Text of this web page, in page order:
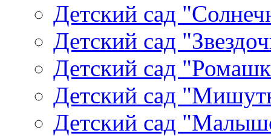
Детский сад
Детский сад
Детский сад
Детский сад
Детский сад